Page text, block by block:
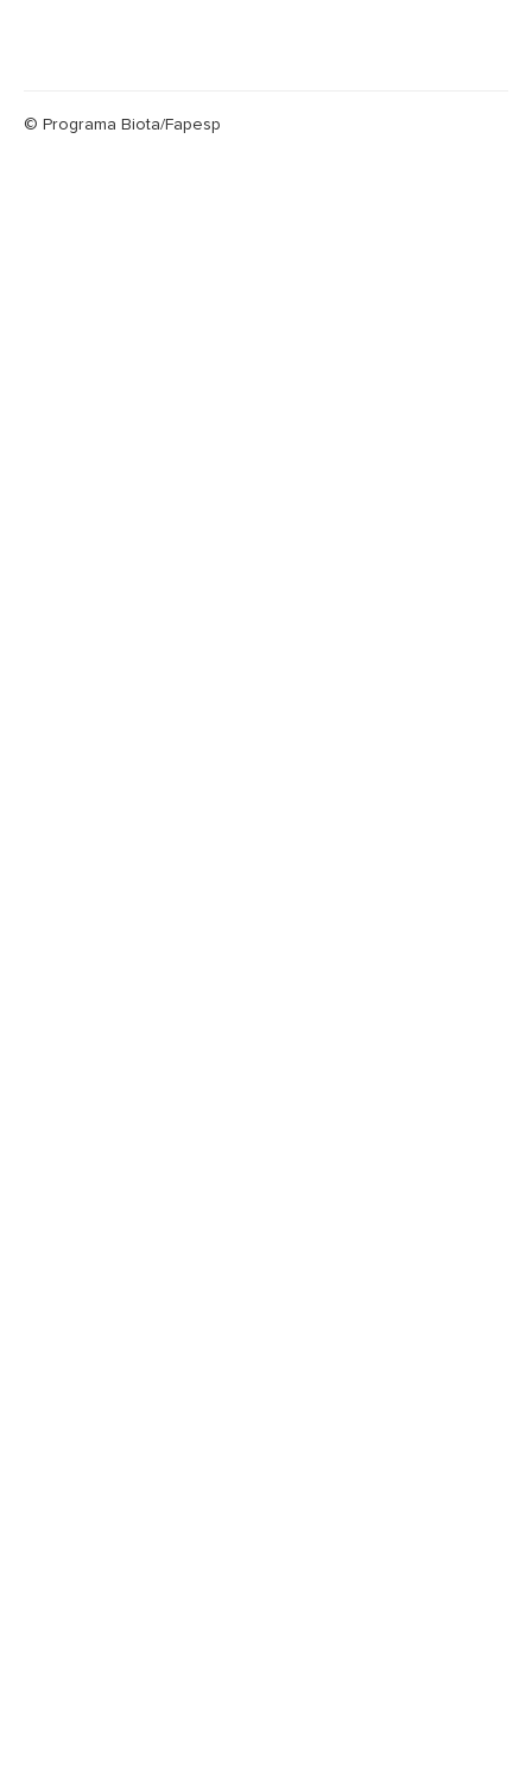
© Programa Biota/Fapesp